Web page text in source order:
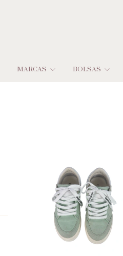
MARCAS BOLSAS